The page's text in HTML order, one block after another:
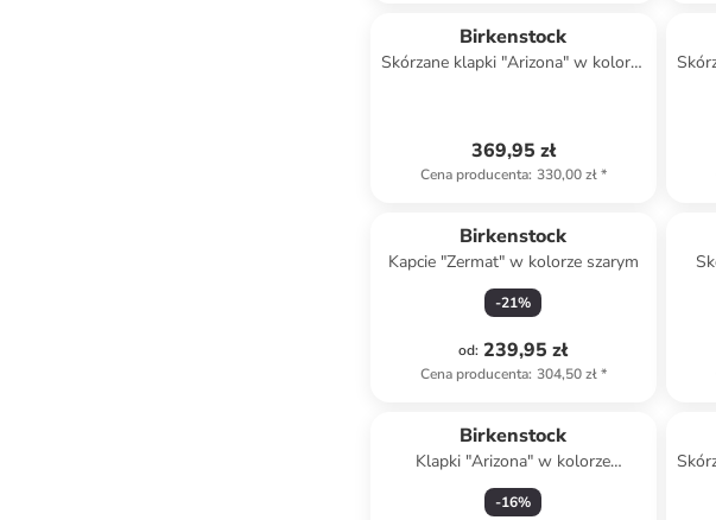
Birkenstock
Skórzane klapki "Arizona" w kolorze
369,95 zł
Cena producenta: 330,00 zł*
Birkenstock
Kapcie "Zermat" w kolorze szarym
-21%
od: 239,95 zł
Cena producenta: 304,50 zł*
Birkenstock
Klapki "Arizona" w kolorze
granatowym
-16%